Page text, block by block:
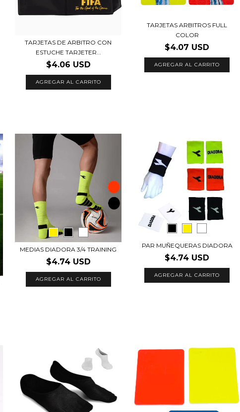
TARJETAS DE ARBITRO CON
ESTUCHE TARJETER...
$4.06 USD
TARJETAS ARBITROS FULL
COLOR
$4.07 USD
AGREGAR AL CARRITO
MEDIAS DIADORA 3/4 TRAINING
$4.74 USD
AGREGAR AL CARRITO
PAR MUÑEQUERAS DIADORA
$4.74 USD
AGREGAR AL CARRITO